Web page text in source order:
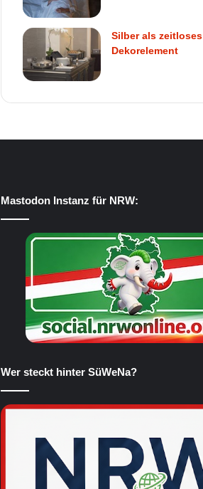
Silber als zeitloses
Dekorelement
Mastodon Instanz für NRW:
Wer steckt hinter SüWeNa?